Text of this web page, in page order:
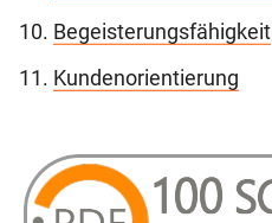
Begeisterungsfähigkeit
Kundenorientierung